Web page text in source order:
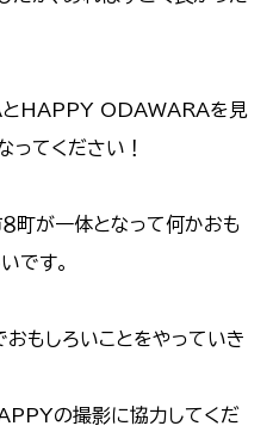
HAPPY ODAWARAを見
ってください！
８町が一体となって何かおも
です。
おもしろいことをやっていき
の撮影に協力してくだ